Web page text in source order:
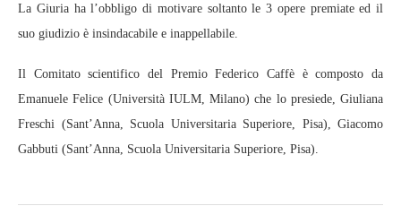
La Giuria ha l’obbligo di motivare soltanto le 3 opere premiate ed il
suo giudizio è insindacabile e inappellabile.
Il Comitato scientifico del Premio Federico Caffè è composto da
Emanuele Felice (Università IULM, Milano) che lo presiede, Giuliana
Freschi (Sant’Anna, Scuola Universitaria Superiore, Pisa), Giacomo
Gabbuti (Sant’Anna, Scuola Universitaria Superiore, Pisa).